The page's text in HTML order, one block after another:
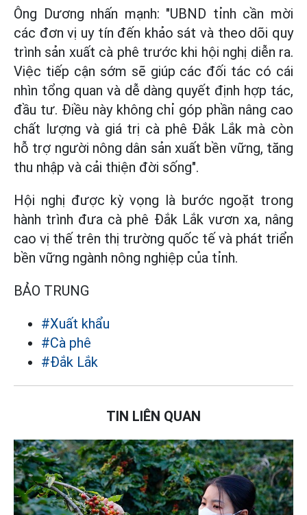
Ông Dương nhấn mạnh: "UBND tỉnh cần mời
các đơn vị uy tín đến khảo sát và theo dõi quy
trình sản xuất cà phê trước khi hội nghị diễn ra.
Việc tiếp cận sớm sẽ giúp các đối tác có cái
nhìn tổng quan và dễ dàng quyết định hợp tác,
đầu tư. Điều này không chỉ góp phần nâng cao
chất lượng và giá trị cà phê Đắk Lắk mà còn
hỗ trợ người nông dân sản xuất bền vững, tăng
thu nhập và cải thiện đời sống".
Hội nghị được kỳ vọng là bước ngoặt trong
hành trình đưa cà phê Đắk Lắk vươn xa, nâng
cao vị thế trên thị trường quốc tế và phát triển
bền vững ngành nông nghiệp của tỉnh.
BẢO TRUNG
#Xuất khẩu
#Cà phê
#Đắk Lắk
TIN LIÊN QUAN